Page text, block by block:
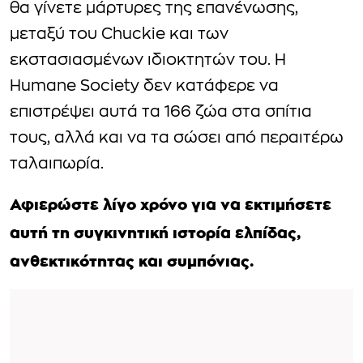
θα γίνετε μάρτυρες της επανένωσης,
μεταξύ του Chuckie και των
εκστασιασμένων ιδιοκτητών του. Η
Humane Society δεν κατάφερε να
επιστρέψει αυτά τα 166 ζώα στα σπίτια
τους, αλλά και να τα σώσει από περαιτέρω
ταλαιπωρία.
Αφιερώστε λίγο χρόνο για να εκτιμήσετε
αυτή τη συγκινητική ιστορία ελπίδας,
ανθεκτικότητας και συμπόνιας.